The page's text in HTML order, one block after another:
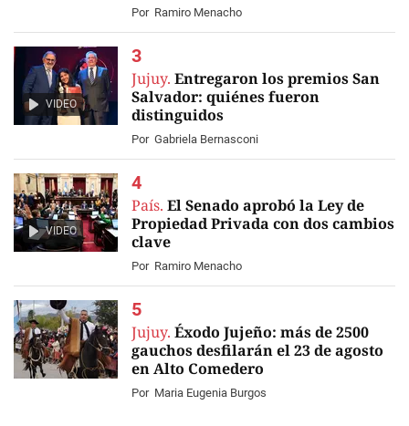
Por Ramiro Menacho
VIDEO
Jujuy. Entregaron los premios San
Salvador: quiénes fueron
distinguidos
Por Gabriela Bernasconi
VIDEO
País. El Senado aprobó la Ley de
Propiedad Privada con dos cambios
clave
Por Ramiro Menacho
Jujuy. Éxodo Jujeño: más de 2500
gauchos desfilarán el 23 de agosto
en Alto Comedero
Por Maria Eugenia Burgos